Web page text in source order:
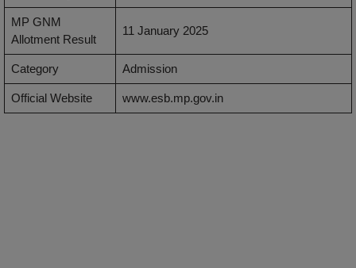
MP GNM
Allotment Result
11 January 2025
Category Admission
Official Website www.esb.mp.gov.in